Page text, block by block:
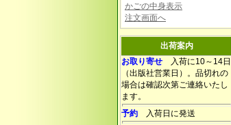
かごの中身表示
注文画面へ
出荷案内
お取り寄せ 入荷に10～14日
（出版社営業日）。品切れの
場合は確認次第ご連絡いたし
ます。
予約 入荷日に発送